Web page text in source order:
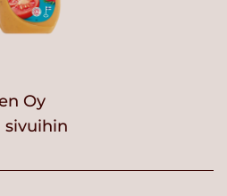
Oy
sivuihin